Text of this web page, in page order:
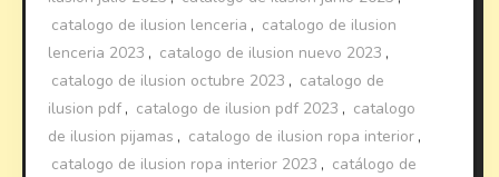
catalogo de ilusion lenceria , catalogo de ilusion
lenceria 2023 , catalogo de ilusion nuevo 2023 ,
catalogo de ilusion octubre 2023 , catalogo de
ilusion pdf , catalogo de ilusion pdf 2023 , catalogo
de ilusion pijamas , catalogo de ilusion ropa interior ,
catalogo de ilusion ropa interior 2023 , catálogo de